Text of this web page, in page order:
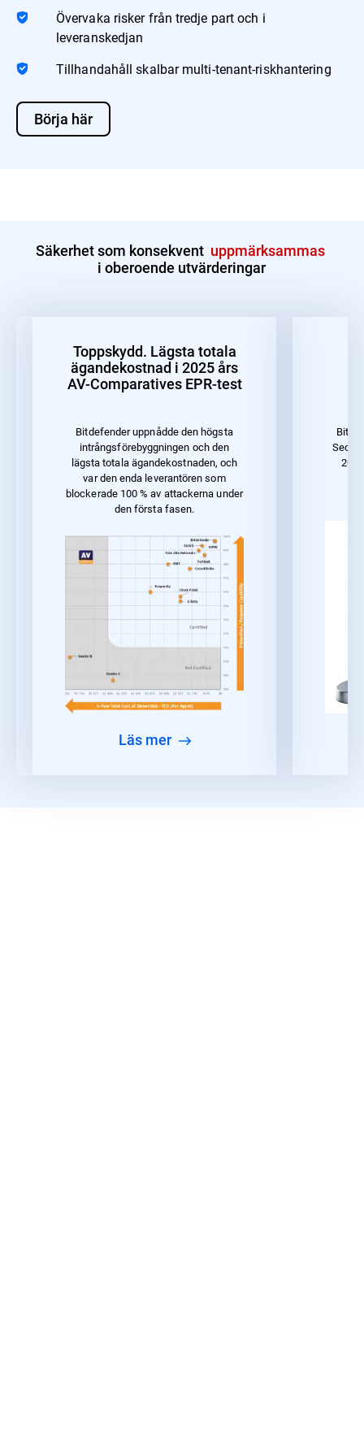
Övervaka risker från tredje part och i
leveranskedjan
Tillhandahåll skalbar multi-tenant-riskhantering
Börja här
Säkerhet som konsekvent uppmärksammas
i oberoende utvärderingar
Toppskydd. Lägsta totala
ägandekostnad i 2025 års
AV-Comparatives EPR-test
Bitdefender uppnådde den högsta
intrångsförebyggningen och den
lägsta totala ägandekostnaden, och
var den enda leverantören som
blockerade 100 % av attackerna under
den första fasen.
läs mer